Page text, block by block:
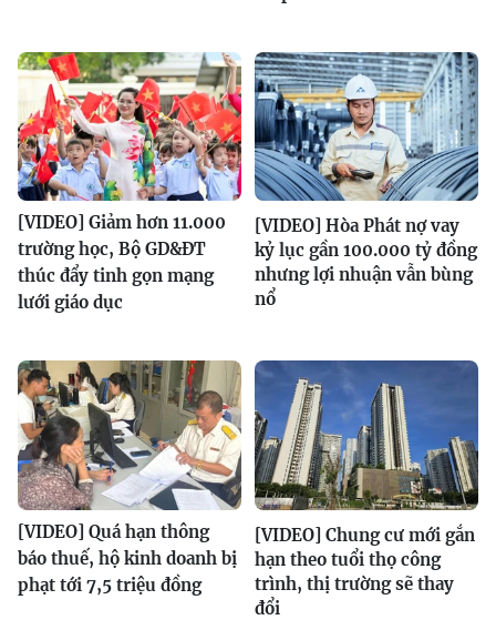
[VIDEO] Giảm hơn 11.000
trường học, Bộ GD&ĐT
thúc đẩy tinh gọn mạng
lưới giáo dục
[VIDEO] Hòa Phát nợ vay
kỷ lục gần 100.000 tỷ đồng
nhưng lợi nhuận vẫn bùng
nổ
[VIDEO] Quá hạn thông
báo thuế, hộ kinh doanh bị
phạt tới 7,5 triệu đồng
[VIDEO] Chung cư mới gắn
hạn theo tuổi thọ công
trình, thị trường sẽ thay
đổi